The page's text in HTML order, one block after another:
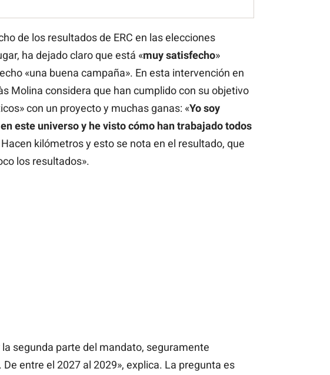
de los resultados de ERC en las elecciones
ha dejado claro que está «muy satisfecho»
«una buena campaña». En esta intervención en
Molina considera que han cumplido con su objetivo
con un proyecto y muchas ganas: «Yo soy
este universo y he visto cómo han trabajado todos
Hacen kilómetros y esto se nota en el resultado, que
los resultados».
segunda parte del mandato, seguramente
entre el 2027 al 2029», explica. La pregunta es